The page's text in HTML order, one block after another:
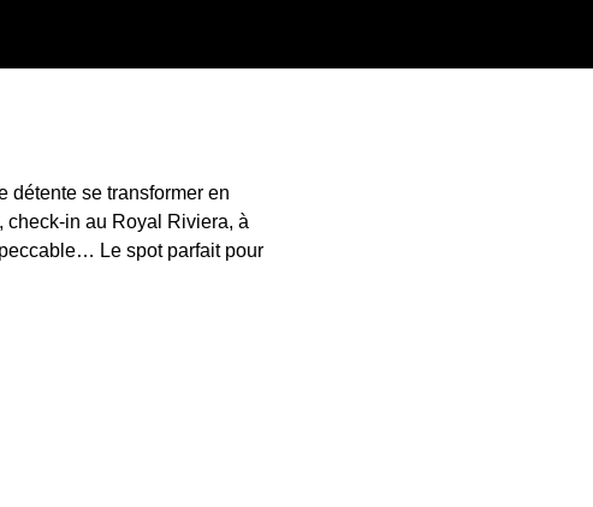
détente se transformer en
check-in au Royal Riviera, à
Le spot parfait pour